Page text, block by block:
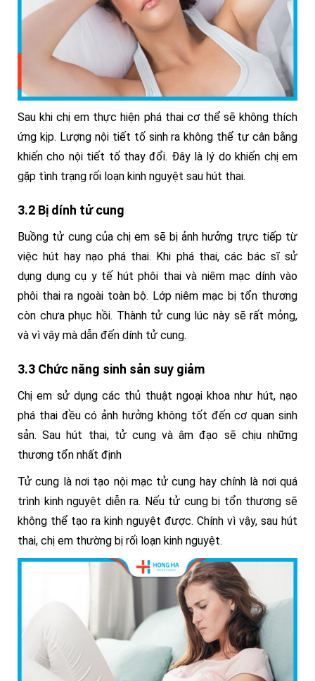
Sau khi chị em thực hiện phá thai cơ thể sẽ không thích
ứng kịp. Lượng nội tiết tố sinh ra không thể tự cân bằng
khiến cho nội tiết tố thay đổi. Đây là lý do khiến chị em
gặp tình trạng rối loạn kinh nguyệt sau hút thai.
3.2 Bị dính tử cung
Buồng tử cung của chị em sẽ bị ảnh hưởng trực tiếp từ
việc hút hay nạo phá thai. Khi phá thai, các bác sĩ sử
dụng dụng cụ y tế hút phôi thai và niêm mạc dính vào
phôi thai ra ngoài toàn bộ. Lớp niêm mạc bị tổn thương
còn chưa phục hồi. Thành tử cung lúc này sẽ rất mỏng,
và vì vậy mà dẫn đến dính tử cung.
3.3 Chức năng sinh sản suy giảm
Chị em sử dụng các thủ thuật ngoại khoa như hút, nạo
phá thai đều có ảnh hưởng không tốt đến cơ quan sinh
sản. Sau hút thai, tử cung và âm đạo sẽ chịu những
thương tổn nhất định
Tử cung là nơi tạo nội mạc tử cung hay chính là nơi quá
trình kinh nguyệt diễn ra. Nếu tử cung bị tổn thương sẽ
không thể tạo ra kinh nguyệt được. Chính vì vậy, sau hút
thai, chị em thường bị rối loạn kinh nguyệt.